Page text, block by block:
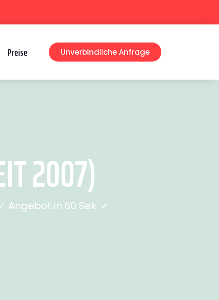
Preise Unverbindliche Anfrage
2007)
Angebot in 60 Sek. ✓